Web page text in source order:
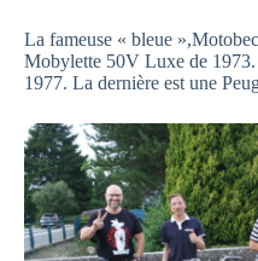
La fameuse « bleue
Mobylette 50V Luxe de
1977. La dernière est une